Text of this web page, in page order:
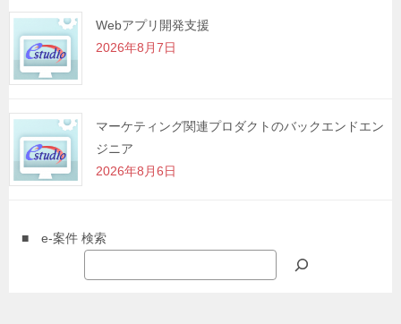
Webアプリ開発支援
2026年8月7日
マーケティング関連プロダクトのバックエンドエン
ジニア
2026年8月6日
■ e-案件 検索